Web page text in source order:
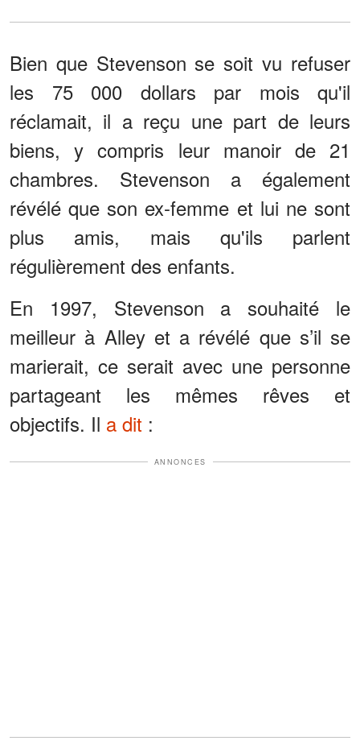
Bien que Stevenson se soit vu refuser
les 75 000 dollars par mois qu'il
réclamait, il a reçu une part de leurs
biens, y compris leur manoir de 21
chambres. Stevenson a également
révélé que son ex-femme et lui ne sont
plus amis, mais qu'ils parlent
régulièrement des enfants.
En 1997, Stevenson a souhaité le
meilleur à Alley et a révélé que s’il se
marierait, ce serait avec une personne
partageant les mêmes rêves et
objectifs. Il a dit :
ANNONCES